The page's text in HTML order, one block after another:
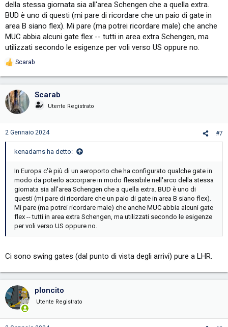
della stessa giornata sia all'area Schengen che a quella extra.
BUD è uno di questi (mi pare di ricordare che un paio di gate in
area B siano flex). Mi pare (ma potrei ricordare male) che anche
MUC abbia alcuni gate flex -- tutti in area extra Schengen, ma
utilizzati secondo le esigenze per voli verso US oppure no.
R
t
i
n
s
Scarab
Scarab
Utente Registrato
2 Gennaio 2024 #7
kenadams ha detto:
In Europa c'è più di un aeroporto che ha configurato qualche gate in
modo da poterlo accorpare in modo flessibile nell'arco della stessa
giornata sia all'area Schengen che a quella extra. BUD è uno di
questi (mi pare di ricordare che un paio di gate in area B siano flex).
Mi pare (ma potrei ricordare male) che anche MUC abbia alcuni gate
flex -- tutti in area extra Schengen, ma utilizzati secondo le esigenze
per voli verso US oppure no.
Ci sono swing gates (dal punto di vista degli arrivi) pure a LHR.
ploncito
Utente Registrato